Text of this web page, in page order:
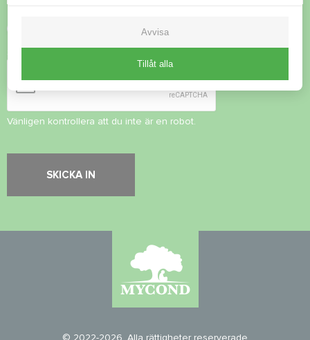
integritetspolicy
Vänligen kontrollera att du inte är en robot.
© 2022-2026. Alla rättigheter reserverade
Avvisa
Tillåt alla